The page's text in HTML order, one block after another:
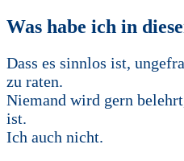
Was habe ich in
Dass es sinnlos ist,
zu raten.
Niemand wird gern
ist.
Ich auch nicht.